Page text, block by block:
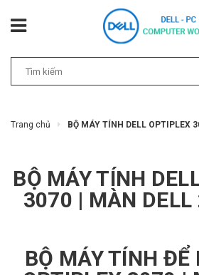
Trang chủ BỘ MÁY TÍNH DELL OPTIPLEX
BỘ MÁY TÍNH
3070 | MÀN DELL
BỘ MÁY TÍNH ĐỂ